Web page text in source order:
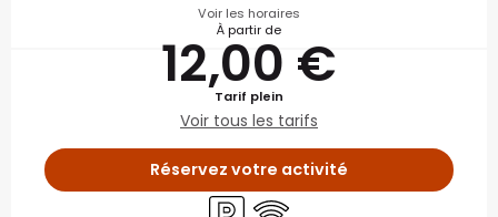
Voir les horaires
À partir de
12,00 €
Tarif plein
Voir tous les tarifs
Réservez votre activité
ParkingWiFi